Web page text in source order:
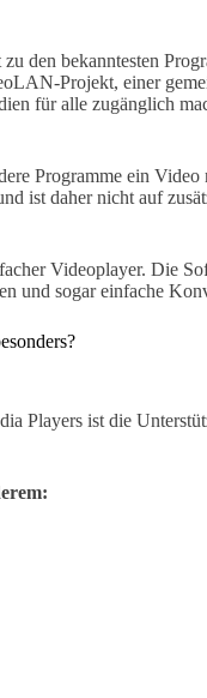
den bekanntesten
Projekt, einer
für alle zugänglich
Programme ein
ist daher nicht auf
Videoplayer. Die
und sogar einfache
Players ist die